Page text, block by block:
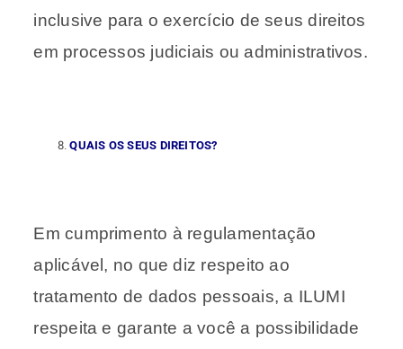
inclusive para o exercício de seus direitos
em processos judiciais ou administrativos.
QUAIS OS SEUS DIREITOS?
Em cumprimento à regulamentação
aplicável, no que diz respeito ao
tratamento de dados pessoais, a ILUMI
respeita e garante a você a possibilidade